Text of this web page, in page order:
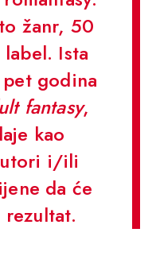
žanr, 50
Ista
godina
fantasy,
kao
i/ili
da će